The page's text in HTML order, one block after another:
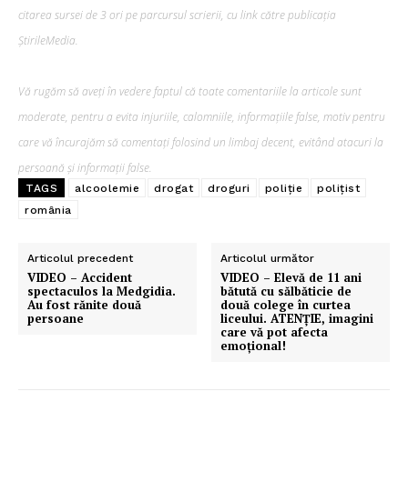
citarea sursei de 3 ori pe parcursul scrierii, cu link către publicația
ȘtirileMedia.
Vă rugăm să aveți în vedere faptul că toate comentariile la articole sunt
moderate, pentru a evita injuriile, calomniile, informațiile false, motiv pentru
care vă încurajăm să comentați folosind un limbaj decent, evitând atacuri la
persoană și informații false.
TAGS alcoolemie drogat droguri poliție
polițist
românia
Articolul precedent
VIDEO – Accident
spectaculos la Medgidia.
Au fost rănite două
persoane
Articolul următor
VIDEO – Elevă de 11 ani
bătută cu sălbăticie de
două colege în curtea
liceului. ATENȚIE, imagini
care vă pot afecta
emoțional!